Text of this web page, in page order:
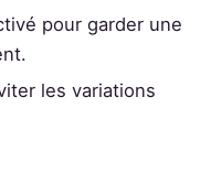
pour garder une
les variations